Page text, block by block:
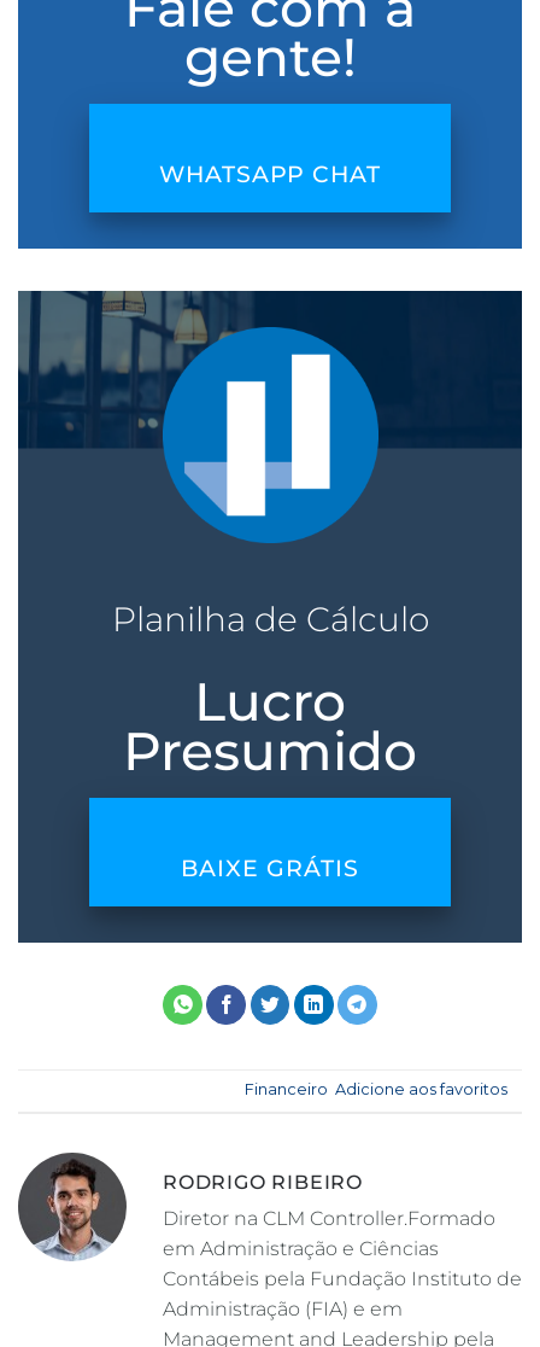
gente!
WHATSAPP CHAT
Planilha de Cálculo
Lucro
Presumido
BAIXE GRÁTIS
Financeiro Adicione aos favoritos
RODRIGO RIBEIRO
Diretor na CLM Controller.Formado
em Administração e Ciências
Contábeis pela Fundação Instituto de
Administração (FIA) e em
Management and Leadership pela